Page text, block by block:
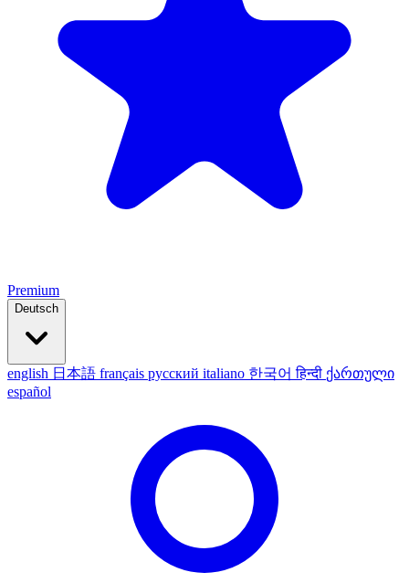
Premium
Deutsch
english 日本語 français русский italiano 한국어हिन्दी ქართული
español